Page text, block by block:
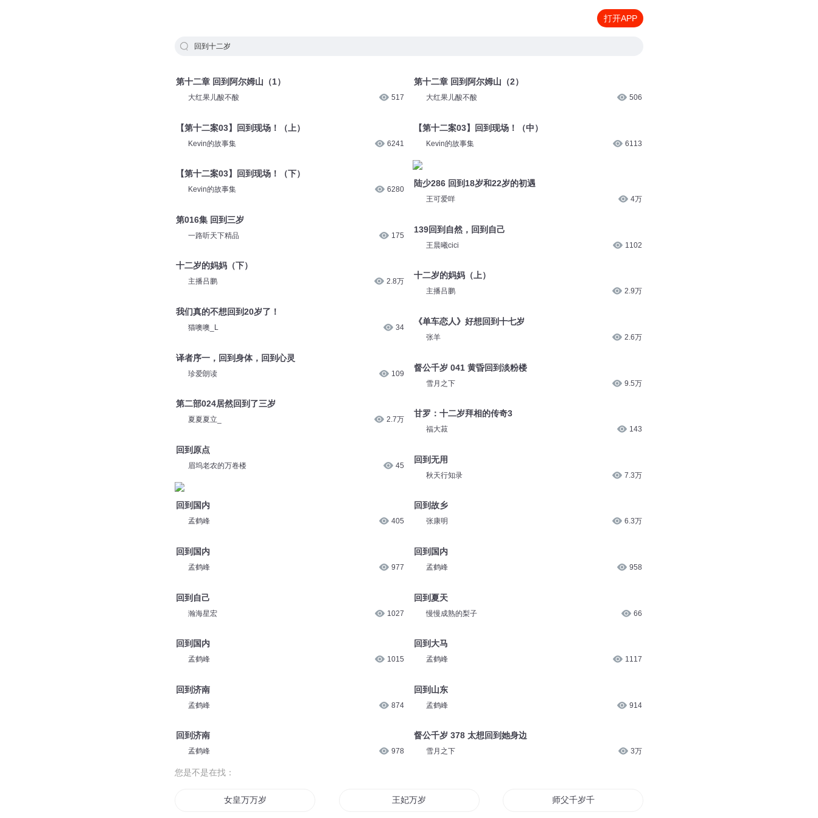
打开APP
回到十二岁
第十二章 回到阿尔姆山（1）
大红果儿酸不酸 517
【第十二案03】回到现场！（上）
Kevin的故事集 6241
【第十二案03】回到现场！（下）
Kevin的故事集 6280
第016集 回到三岁
一路听天下精品 175
十二岁的妈妈（下）
主播吕鹏 2.8万
我们真的不想回到20岁了！
猫噢噢_L 34
译者序一，回到身体，回到心灵
珍爱朗读 109
第二部024居然回到了三岁
夏夏夏立_ 2.7万
回到原点
眉坞老农的万卷楼 45
回到国内
孟鹤峰 405
回到国内
孟鹤峰 977
回到自己
瀚海星宏 1027
回到国内
孟鹤峰 1015
回到济南
孟鹤峰 874
回到济南
孟鹤峰 978
第十二章 回到阿尔姆山（2）
大红果儿酸不酸 506
【第十二案03】回到现场！（中）
Kevin的故事集 6113
陆少286 回到18岁和22岁的初遇
王可爱咩 4万
139回到自然，回到自己
王晨曦cici 1102
十二岁的妈妈（上）
主播吕鹏 2.9万
《单车恋人》好想回到十七岁
张羊 2.6万
督公千岁 041 黄昏回到淡粉楼
雪月之下 9.5万
甘罗：十二岁拜相的传奇3
福大菽 143
回到无用
秋天行知录 7.3万
回到故乡
张康明 6.3万
回到国内
孟鹤峰 958
回到夏天
慢慢成熟的梨子 66
回到大马
孟鹤峰 1117
回到山东
孟鹤峰 914
督公千岁 378 太想回到她身边
雪月之下 3万
您是不是在找：
女皇万万岁 王妃万岁 师父千岁千岁千千岁